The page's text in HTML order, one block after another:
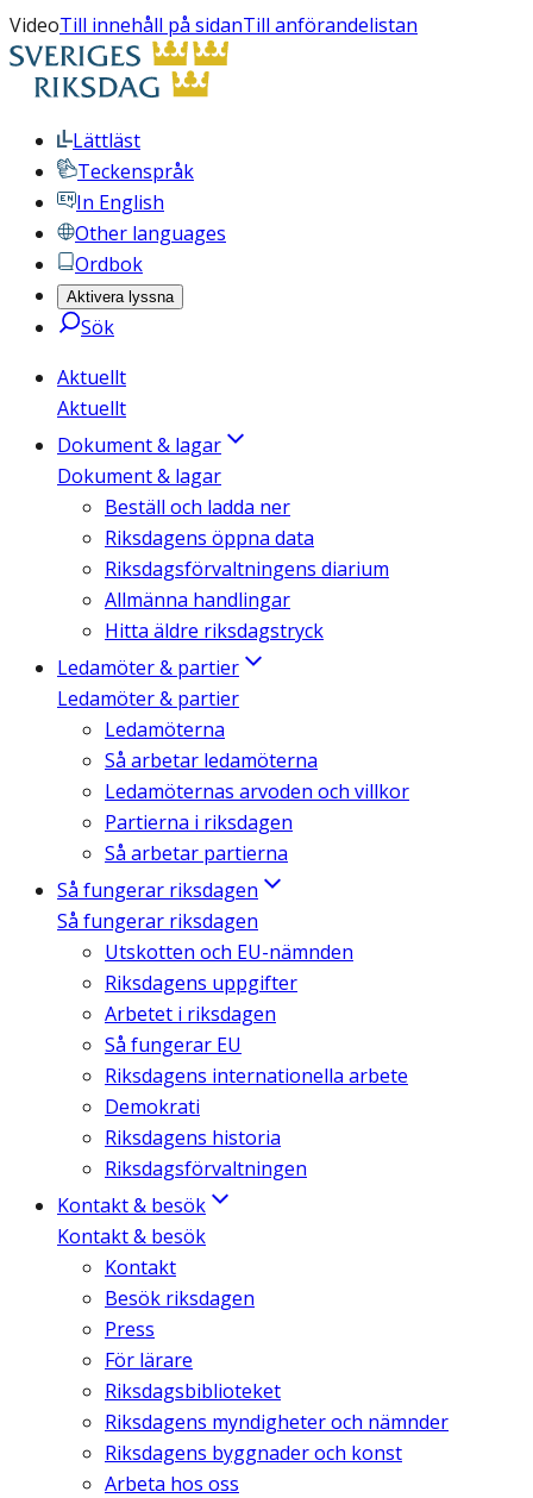
VideoTill innehåll på sidanTill anförandelistan
Lättläst
Teckenspråk
In English
Other languages
Ordbok
Aktivera lyssna
Sök
Aktuellt
Aktuellt
Dokument & lagar
Dokument & lagar
Beställ och ladda ner
Riksdagens öppna data
Riksdagsförvaltningens diarium
Allmänna handlingar
Hitta äldre riksdagstryck
Ledamöter & partier
Ledamöter & partier
Ledamöterna
Så arbetar ledamöterna
Ledamöternas arvoden och villkor
Partierna i riksdagen
Så arbetar partierna
Så fungerar riksdagen
Så fungerar riksdagen
Utskotten och EU-nämnden
Riksdagens uppgifter
Arbetet i riksdagen
Så fungerar EU
Riksdagens internationella arbete
Demokrati
Riksdagens historia
Riksdagsförvaltningen
Kontakt & besök
Kontakt & besök
Kontakt
Besök riksdagen
Press
För lärare
Riksdagsbiblioteket
Riksdagens myndigheter och nämnder
Riksdagens byggnader och konst
Arbeta hos oss